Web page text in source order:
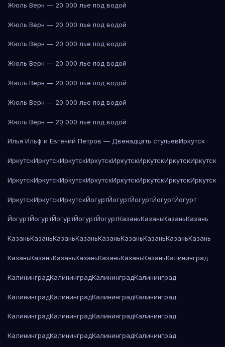
Жюль Верн — 20 000 лье под водой
Жюль Верн — 20 000 лье под водой
Жюль Верн — 20 000 лье под водой
Жюль Верн — 20 000 лье под водой
Жюль Верн — 20 000 лье под водой
Жюль Верн — 20 000 лье под водой
Жюль Верн — 20 000 лье под водой
Илья Ильф и Евгений Петров — Двенадцать стульевИркутск
ИркутскИркутскИркутскИркутскИркутскИркутскИркутскИркутск
ИркутскИркутскИркутскИркутскИркутскИркутскИркутскИркутск
ИркутскИркутскИркутскЙогуртЙогуртЙогуртЙогуртЙогурт
ЙогуртЙогуртЙогуртЙогуртЙогуртКазаньКазаньКазаньКазань
КазаньКазаньКазаньКазаньКазаньКазаньКазаньКазаньКазань
КазаньКазаньКазаньКазаньКазаньКазаньКазаньКалининград
КалининградКалининградКалининградКалининград
КалининградКалининградКалининградКалининград
КалининградКалининградКалининградКалининград
КалининградКалининградКалининградКалининград